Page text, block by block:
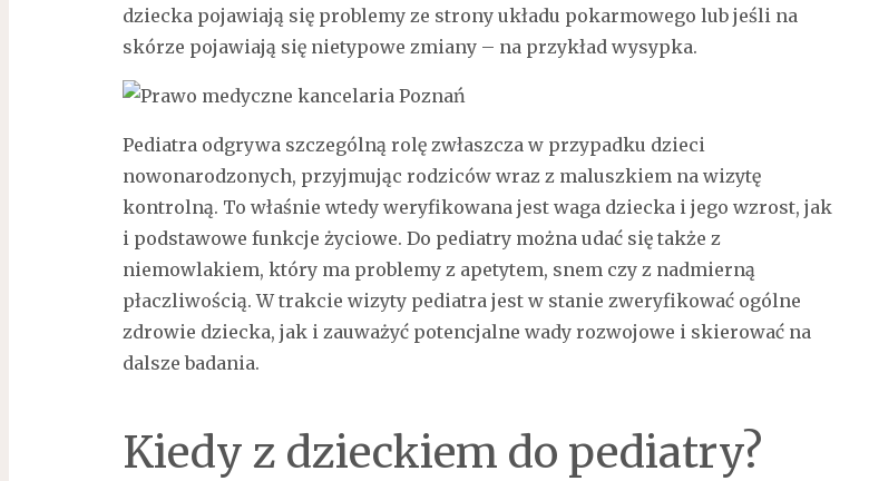
dziecka pojawiają się problemy ze strony układu pokarmowego lub jeśli na
skórze pojawiają się nietypowe zmiany – na przykład wysypka.
Pediatra odgrywa szczególną rolę zwłaszcza w przypadku dzieci
nowonarodzonych, przyjmując rodziców wraz z maluszkiem na wizytę
kontrolną. To właśnie wtedy weryfikowana jest waga dziecka i jego wzrost, jak
i podstawowe funkcje życiowe. Do pediatry można udać się także z
niemowlakiem, który ma problemy z apetytem, snem czy z nadmierną
płaczliwością. W trakcie wizyty pediatra jest w stanie zweryfikować ogólne
zdrowie dziecka, jak i zauważyć potencjalne wady rozwojowe i skierować na
dalsze badania.
Kiedy z dzieckiem do pediatry?